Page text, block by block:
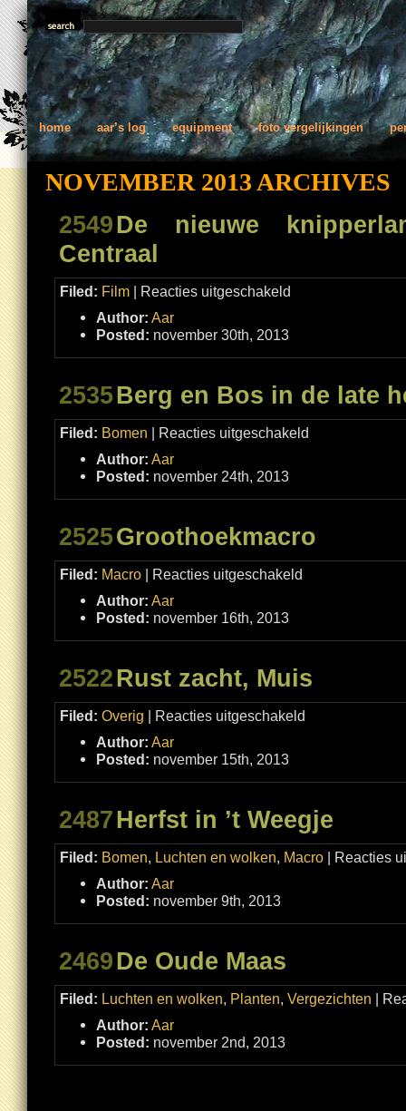
home aar’s log equipment foto vergelijkingen
NOVEMBER 2013 ARCHIVES
2549De nieuwe
Centraal
Filed: Film | Reacties uitgeschakeld
Author: Aar
Posted: november 30th, 2013
2535Berg en Bos in de late
Filed: Bomen | Reacties uitgeschakeld
herfst
Author: Aar
Posted: november 24th, 2013
2525Groothoekmacro
Filed: Macro | Reacties uitgeschakeld
Author: Aar
Posted: november 16th, 2013
2522Rust zacht, Muis
Filed: Overig | Reacties uitgeschakeld
Author: Aar
Posted: november 15th, 2013
2487Herfst in ’t Weegje
Filed: Bomen, Luchten en wolken, Macro | Reacties
Author: Aar
Posted: november 9th, 2013
2469De Oude Maas
Filed: Luchten en wolken, Planten, Vergezichten |
Author: Aar
Posted: november 2nd, 2013